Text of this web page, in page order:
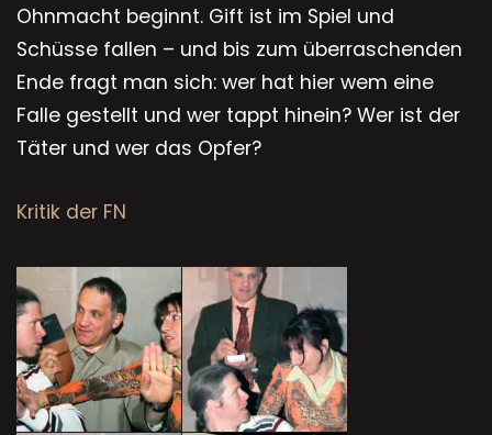
Ohnmacht beginnt. Gift ist im Spiel und
Schüsse fallen – und bis zum überraschenden
Ende fragt man sich: wer hat hier wem eine
Falle gestellt und wer tappt hinein? Wer ist der
Täter und wer das Opfer?
Kritik der FN